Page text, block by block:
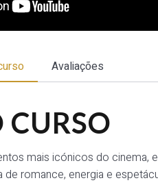
Avaliações
CURSO
mais icónicos do cinema,
romance, energia e